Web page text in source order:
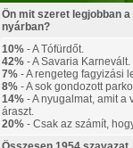
Ön mit szeret legjobban
nyárban?
10% - A Tófürdőt.
42% - A Savaria Karnevált.
7% - A rengeteg fagyizási
8% - A sok gondozott
14% - A nyugalmat, amit a
áraszt.
20% - Csak az számít,